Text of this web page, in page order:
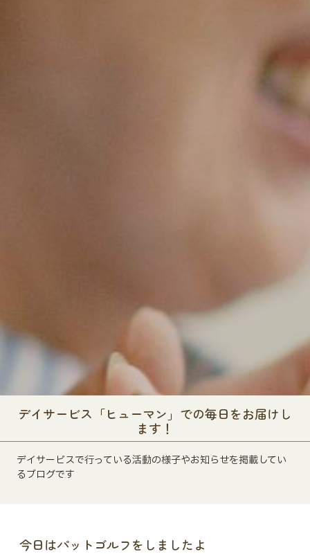
デイサービス「ヒューマン」での毎日をお届けし
ます！
デイサービスで行っている活動の様子やお知らせを掲載してい
るブログです
今日はパットゴルフをしましたよ